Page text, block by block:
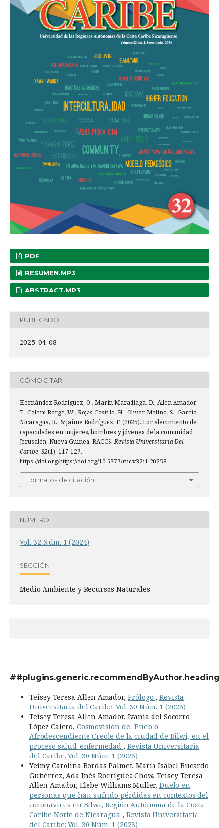
PDF
RESUMEN.MP3
ABSTRACT.MP3
PUBLICADO
2025-04-08
CÓMO CITAR
Hernández Rodríguez, O., Marín Maradiaga, D., Allen Amador,
T., Calero Borge, W., Rojas Castillo, H., Olivar-Molina, S., García
Nicaragua, R., & Jaime Rodríguez, F. (2025). Fortalecimiento de
capacidades en mujeres, hombres y jóvenes de la comunidad
Jerusalén, Nueva Guinea, RACCS.Revista Universitaria Del
Caribe, 32(1), 117-127.
https://doi.org/https://doi.org/10.5377/ruc.v32i1.20258
Formatos de citación
NÚMERO
Vol. 32 Núm. 1 (2024)
SECCIÓN
Medio Ambiente y Recursos Naturales
Teisey Teresa Allen Amador, Prólogo , Revista
Universitaria del Caribe: Vol. 30 Núm. 1 (2023)
Teisey Teresa Allen Amador, Ivania del Socorro
López Calero, Cosmovisión del Pueblo
Afrodescendiente Creole de la ciudad de Bilwi, en el
proceso salud-enfermedad , Revista Universitaria
del Caribe: Vol. 30 Núm. 1 (2023)
Yeimy Carolina Bordas Palmer, María Isabel Bucardo
Gutiérrez, Ada Inés Rodríguez Chow, Teisey Teresa
Allen Amador, Elebe Williams Muller, Duelo en
personas que han sufrido pérdidas en contextos del
coronavirus en Bilwi, Región Autónoma de la Costa
Caribe Norte de Nicaragua , Revista Universitaria
del Caribe: Vol. 30 Núm. 1 (2023)